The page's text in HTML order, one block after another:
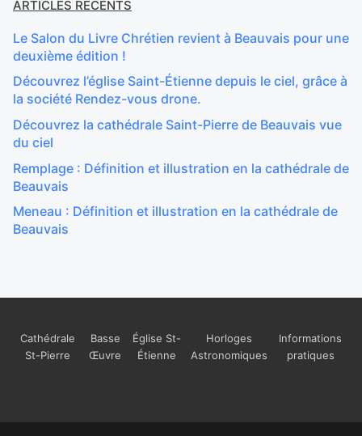
ARTICLES RÉCENTS
Le Salon du Livre Chrétien revient à Beauvais pour une
deuxième édition !
Découvrez l’église Saint-Étienne depuis le ciel, grâce à
la société Rendez-vous drone.
Découvrez la cathédrale Saint-Pierre de Beauvais vue
du ciel
Remplage : Définition et illustration en la cathédrale de
Beauvais
Meneau : Définition et illustration en la cathédrale de
Beauvais
Cathédrale
St-Pierre
Basse
Œuvre
Église St-
Étienne
Horloges
Astronomiques
Informations
pratiques